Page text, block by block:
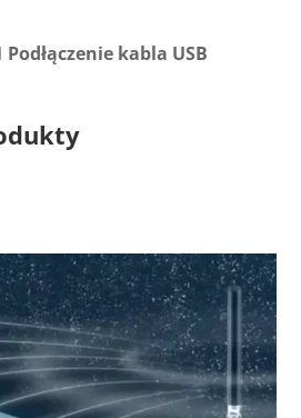
Podłączenie kabla USB